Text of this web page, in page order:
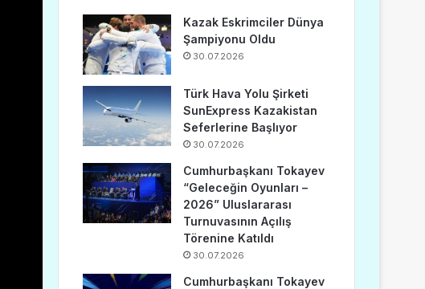
Kazak Eskrimciler Dünya
Şampiyonu Oldu
30.07.2026
Türk Hava Yolu Şirketi
SunExpress Kazakistan
Seferlerine Başlıyor
30.07.2026
Cumhurbaşkanı Tokayev
“Geleceğin Oyunları –
2026” Uluslararası
Turnuvasının Açılış
Törenine Katıldı
30.07.2026
Cumhurbaşkanı Tokayev